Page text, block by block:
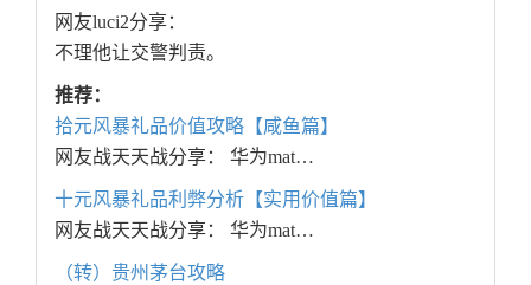
网友luci2分享：
不理他让交警判责。
推荐：
拾元风暴礼品价值攻略【咸鱼篇】
网友战天天战分享： 华为mat…
十元风暴礼品利弊分析【实用价值篇】
网友战天天战分享： 华为mat…
（转）贵州茅台攻略